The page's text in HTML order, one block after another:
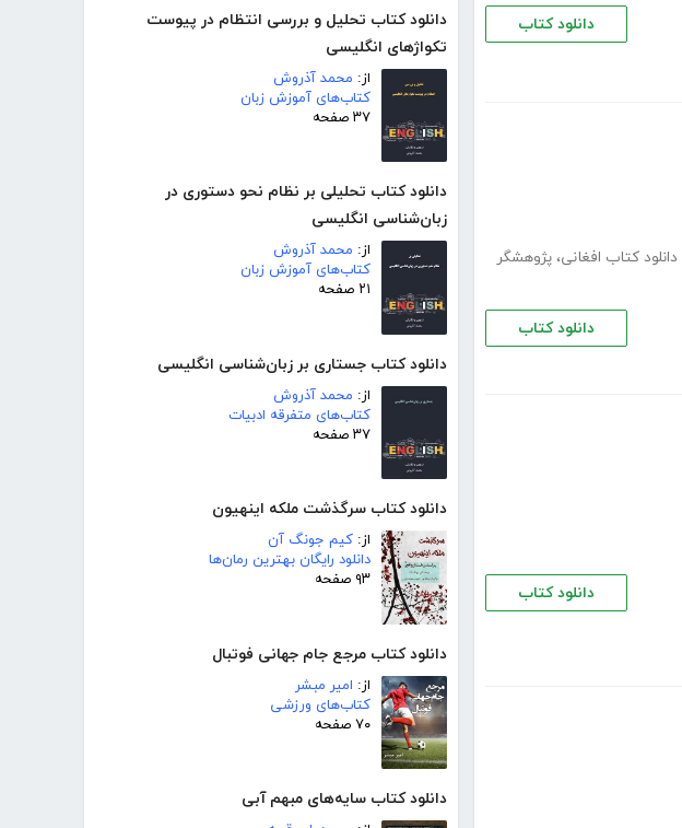
دانلود کتاب تحلیل و بررسی انتظام در پیوست
تکواژهای انگلیسی
از: محمد آذروش
کتاب‌های آموزش زبان
۳۷ صفحه
دانلود کتاب تحلیلی بر نظام نحو دستوری در
زبان‌شناسی انگلیسی
از: محمد آذروش
کتاب‌های آموزش زبان
۲۱ صفحه
دانلود کتاب جستاری بر زبان‌شناسی انگلیسی
از: محمد آذروش
کتاب‌های متفرقه ادبیات
۳۷ صفحه
دانلود کتاب سرگذشت ملکه اینهیون
از: کیم جونگ آن
دانلود رایگان بهترین رمان‌ها
۹۳ صفحه
دانلود کتاب مرجع جام جهانی فوتبال
از: امیر مبشر
کتاب‌های ورزشی
۷۰ صفحه
دانلود کتاب سایه‌های مبهم آبی
دانلود کتاب
دانلود کتاب افغانی، پژوهشگر
دانلود کتاب
دانلود کتاب